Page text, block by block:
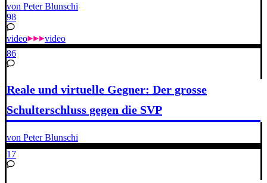
von Peter Blunschi
98
video
video
86
Reale und virtuelle Gegner: Der grosse
Schulterschluss gegen die SVP
von Peter Blunschi
17